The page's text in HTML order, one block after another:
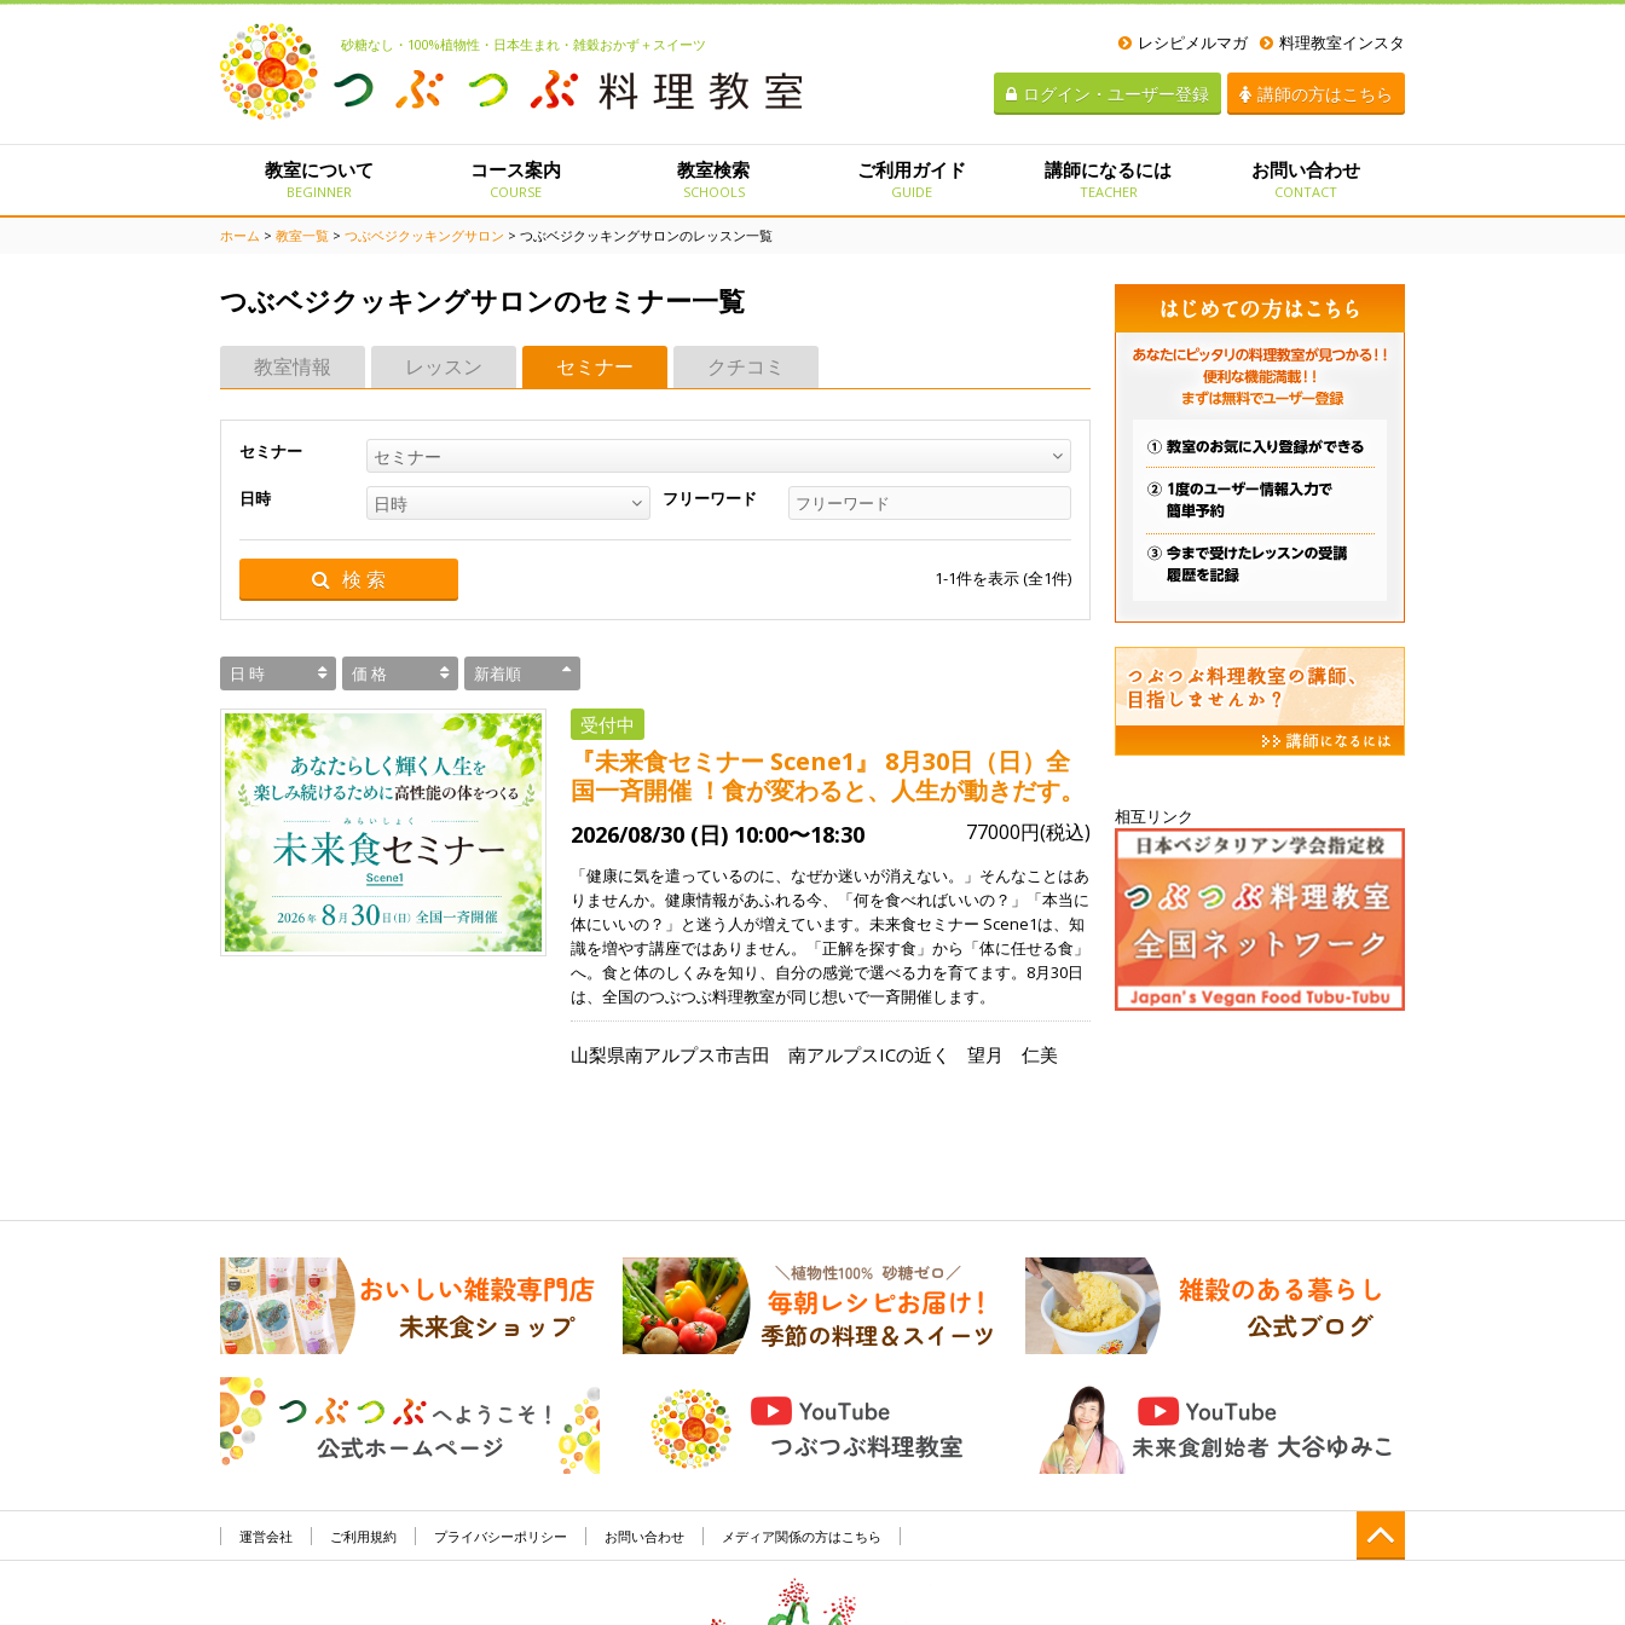
砂糖なし・100%植物性・日本生まれ・雑穀おかず＋スイーツ レシピメルマガ 料理教室インスタ
ログイン・ユーザー登録 講師の方はこちら
教室について
BEGINNER
コース案内
COURSE
教室検索
SCHOOLS
ご利用ガイド
GUIDE
講師になるには
TEACHER
お問い合わせ
CONTACT
ホーム > 教室一覧 > つぶベジクッキングサロン > つぶベジクッキングサロンのレッスン一覧
つぶベジクッキングサロンのセミナー一覧
教室情報 レッスン セミナー クチコミ
セミナー セミナー
日時 日時 フリーワード
検 索 1-1件を表示 (全1件)
日 時 価 格 新着順
受付中
『未来食セミナー Scene1』 8月30日（日）全
国一斉開催 ！食が変わると、人生が動きだす。
2026/08/30 (日) 10:00〜18:30 77000円(税込)
「健康に気を遣っているのに、なぜか迷いが消えない。」そんなことはあ
りませんか。健康情報があふれる今、「何を食べればいいの？」「本当に
体にいいの？」と迷う人が増えています。未来食セミナー Scene1は、知
識を増やす講座ではありません。「正解を探す食」から「体に任せる食」
へ。食と体のしくみを知り、自分の感覚で選べる力を育てます。8月30日
は、全国のつぶつぶ料理教室が同じ想いで一斉開催します。
山梨県南アルプス市吉田 南アルプスICの近く 望月 仁美
相互リンク
運営会社 ご利用規約 プライバシーポリシー お問い合わせ メディア関係の方はこちら